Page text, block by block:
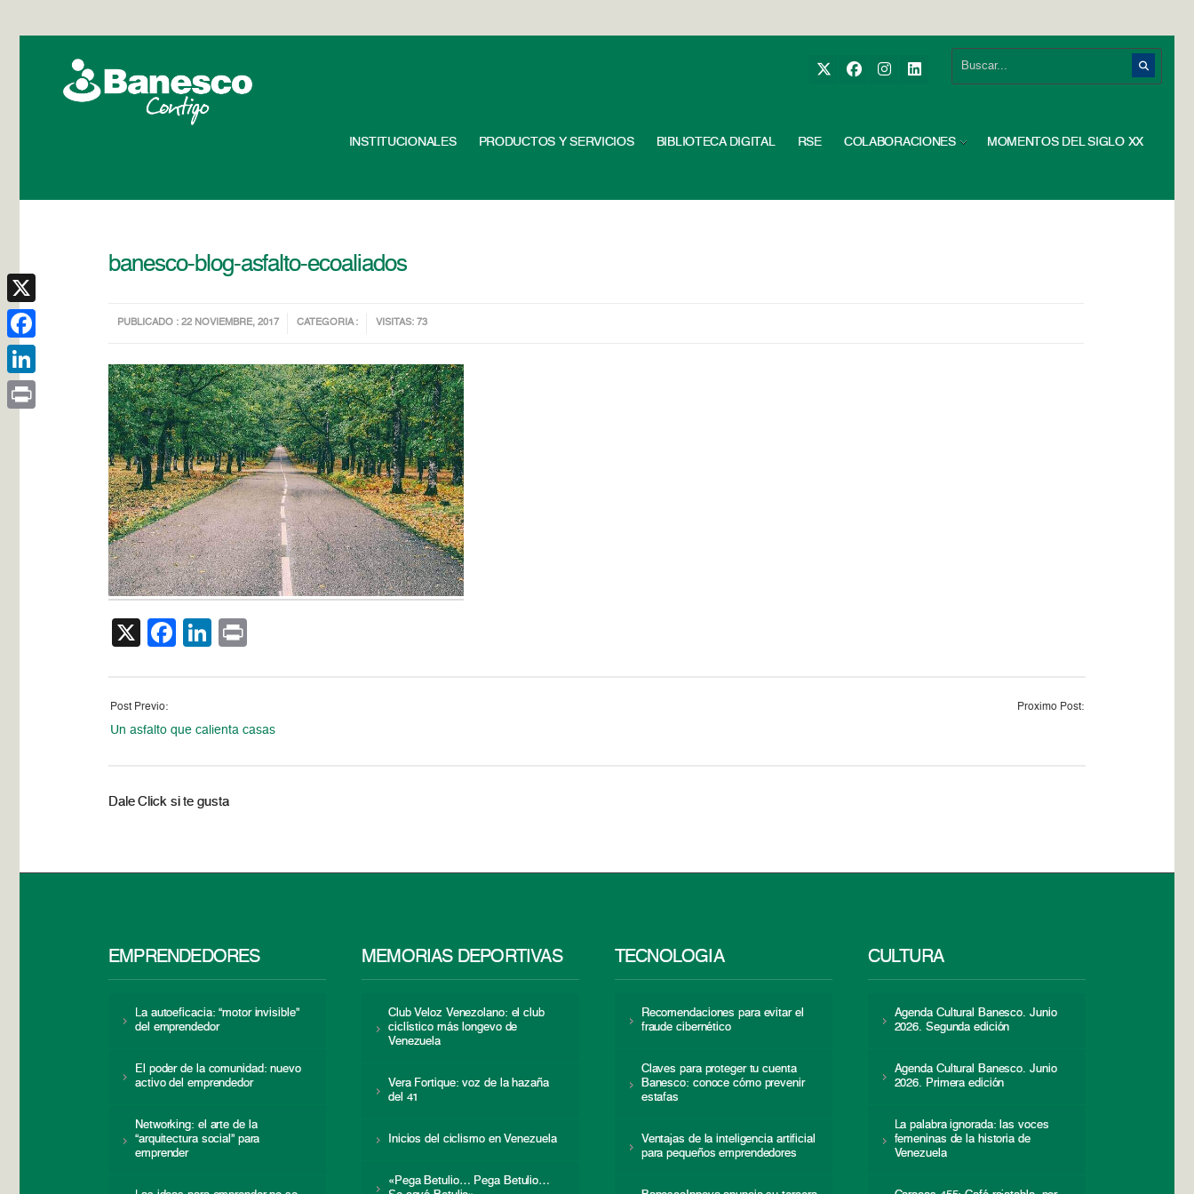
INSTITUCIONALES PRODUCTOS Y SERVICIOS BIBLIOTECA DIGITAL RSE COLABORACIONES MOMENTOS DEL SIGLO XX
banesco-blog-asfalto-ecoaliados
PUBLICADO : 22 NOVIEMBRE, 2017 CATEGORIA : VISITAS: 73
X Facebook
LinkedIn
Post Previo:
Un asfalto que calienta casas
Proximo Post:
Dale Click si te gusta
EMPRENDEDORES
La autoeficacia: “motor invisible”
del emprendedor
El poder de la comunidad: nuevo
activo del emprendedor
Networking: el arte de la
“arquitectura social” para
emprender
MEMORIAS DEPORTIVAS
Club Veloz Venezolano: el club
ciclístico más longevo de
Venezuela
Vera Fortique: voz de la hazaña
del 41
Inicios del ciclismo en Venezuela
«Pega Betulio… Pega Betulio…
TECNOLOGÍA
Recomendaciones para evitar el
fraude cibernético
Claves para proteger tu cuenta
Banesco: conoce cómo prevenir
estafas
Ventajas de la inteligencia artificial
para pequeños emprendedores
CULTURA
Agenda Cultural Banesco. Junio
2026. Segunda edición
Agenda Cultural Banesco. Junio
2026. Primera edición
La palabra ignorada: las voces
femeninas de la historia de
Venezuela
X
Facebook
LinkedIn